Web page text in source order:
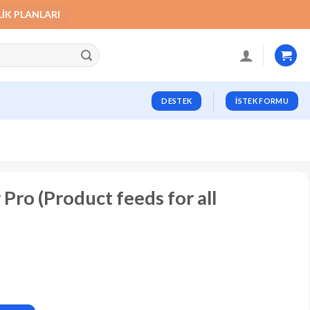
PLANLARI
DESTEK İSTEK FORMU
(Product feeds for all